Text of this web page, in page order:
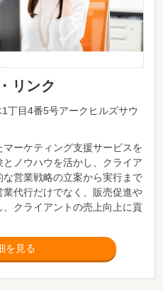
リンク
丁目4番5号アークヒルズサウ
ーケティング支援サービスを
ノウハウを活かし、クライア
営業戦略の立案から実行まで
業代行だけでなく、販売促進や
クライアントの売上向上に貢
を見る